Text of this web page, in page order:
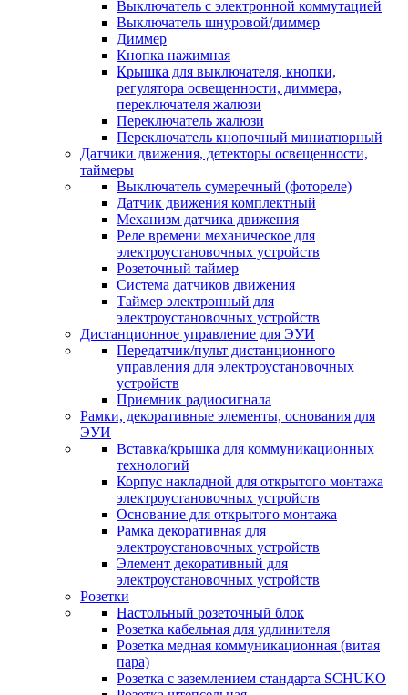
Выключатель с электронной коммутацией
Выключатель шнуровой/диммер
Диммер
Кнопка нажимная
Крышка для выключателя, кнопки,
регулятора освещенности, диммера,
переключателя жалюзи
Переключатель жалюзи
Переключатель кнопочный миниатюрный
Датчики движения, детекторы освещенности,
таймеры
Выключатель сумеречный (фотореле)
Датчик движения комплектный
Механизм датчика движения
Реле времени механическое для
электроустановочных устройств
Розеточный таймер
Система датчиков движения
Таймер электронный для
электроустановочных устройств
Дистанционное управление для ЭУИ
Передатчик/пульт дистанционного
управления для электроустановочных
устройств
Приемник радиосигнала
Рамки, декоративные элементы, основания для
ЭУИ
Вставка/крышка для коммуникационных
технологий
Корпус накладной для открытого монтажа
электроустановочных устройств
Основание для открытого монтажа
Рамка декоративная для
электроустановочных устройств
Элемент декоративный для
электроустановочных устройств
Розетки
Настольный розеточный блок
Розетка кабельная для удлинителя
Розетка медная коммуникационная (витая
пара)
Розетка с заземлением стандарта SCHUKO